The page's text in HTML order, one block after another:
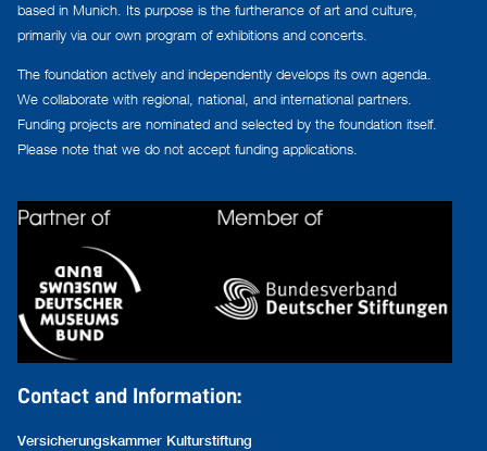
based in Munich. Its purpose is the furtherance of art and culture,
primarily via our own program of exhibitions and concerts.
The foundation actively and independently develops its own agenda.
We collaborate with regional, national, and international partners.
Funding projects are nominated and selected by the foundation itself.
Please note that we do not accept funding applications.
Contact and Information:
Versicherungskammer Kulturstiftung